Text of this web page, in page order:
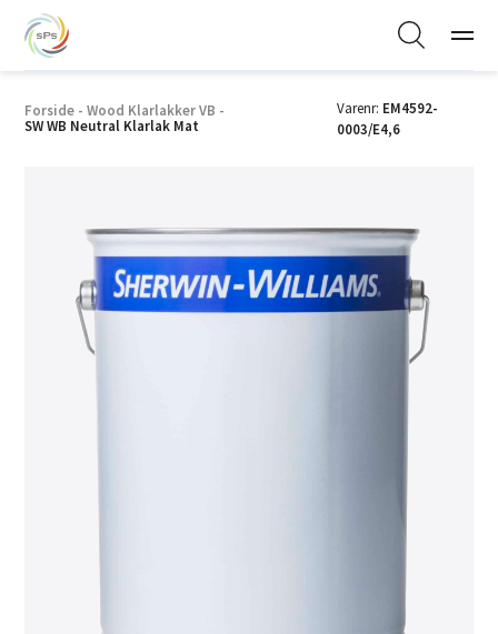
Forside - Wood Klarlakker VB -
SW WB Neutral Klarlak Mat
Varenr: EM4592-
0003/E4,6